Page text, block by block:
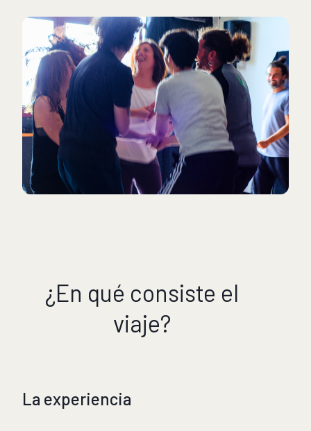
¿En qué consiste el
viaje?
La experiencia